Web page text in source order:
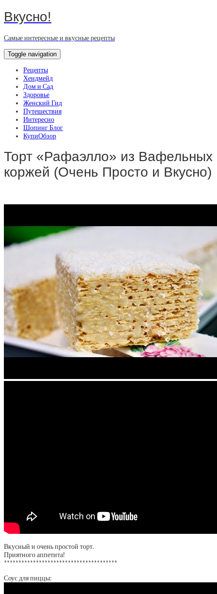
Вкусно!
Самые интересные и вкусные рецепты
Toggle navigation
Рецепты
Хендмейд
Дом и Сад
Здоровье
Женский Гид
Путешествия
Интересно
Шопинг Блог
КупиОбзор
Торт «Рафаэлло» из Вафельных
коржей (Очень Просто и Вкусно)
Вкусный и очень простой торт.
Приятного аппетита!
***************************************
Соус для пиццы: